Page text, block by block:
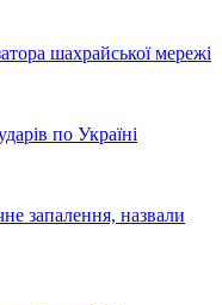
шахрайської мережі
по Україні
запалення, назвали